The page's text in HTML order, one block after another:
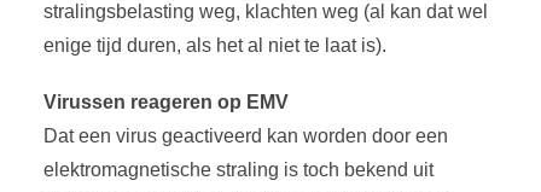
stralingsbelasting weg, klachten weg (al kan dat wel
enige tijd duren, als het al niet te laat is).
Virussen reageren op EMV
Dat een virus geactiveerd kan worden door een
elektromagnetische straling is toch bekend uit